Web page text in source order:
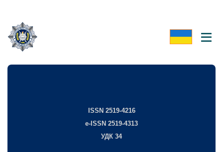
ISSN 2519-4216
e-ISSN 2519-4313
УДК 34